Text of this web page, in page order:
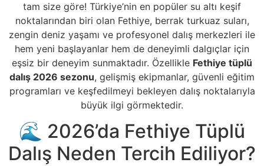
tam size göre! Türkiye’nin en popüler su altı keşif
noktalarından biri olan Fethiye, berrak turkuaz suları,
zengin deniz yaşamı ve profesyonel dalış merkezleri ile
hem yeni başlayanlar hem de deneyimli dalgıçlar için
eşsiz bir deneyim sunmaktadır. Özellikle Fethiye tüplü
dalış 2026 sezonu, gelişmiş ekipmanlar, güvenli eğitim
programları ve keşfedilmeyi bekleyen dalış noktalarıyla
büyük ilgi görmektedir.
🌊 2026’da Fethiye Tüplü
Dalış Neden Tercih Ediliyor?